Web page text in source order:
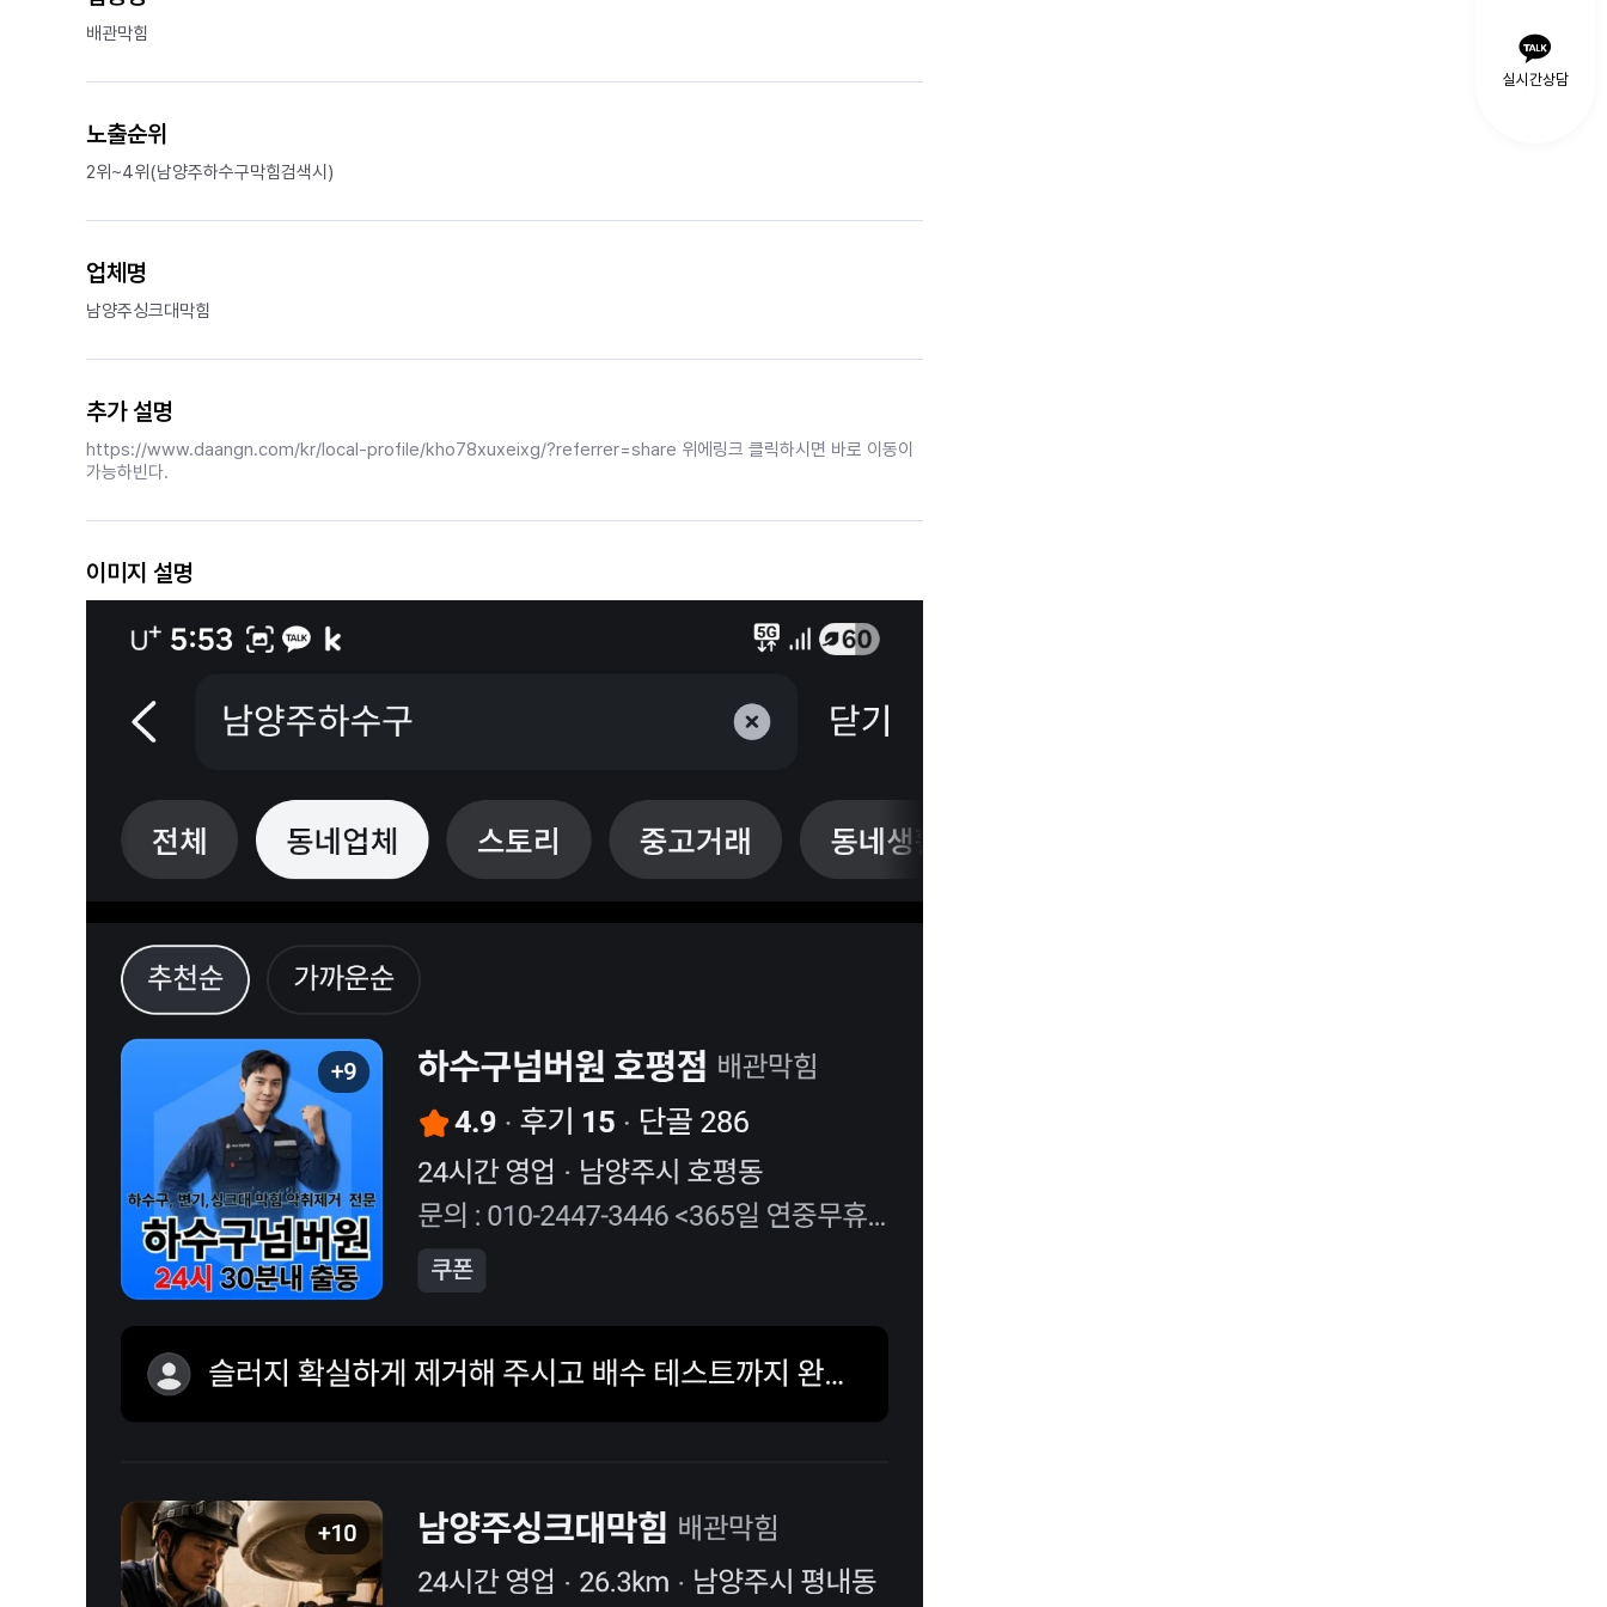
실시간상담
배관막힘
노출순위
2위~4위(남양주하수구막힘검색시)
업체명
남양주싱크대막힘
추가 설명
https://www.daangn.com/kr/local-profile/kho78xuxeixg/?referrer=share 위에링크 클릭하시면 바로 이동이
가능하빈다.
이미지 설명